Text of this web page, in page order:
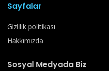
Sayfalar
Gizlilik politikası
Hakkımızda
Sosyal Medyada Biz